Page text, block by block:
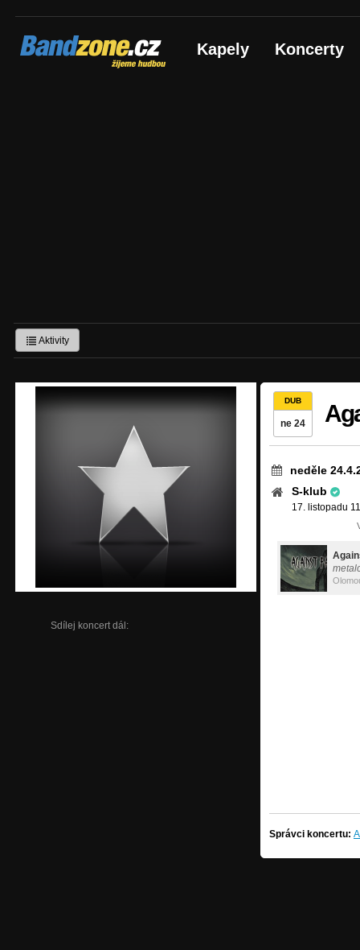
Bandzone.cz
žijeme hudbou Kapely Koncerty
Aktivity
Sdílej koncert dál:
DUB
ne 24
neděle
S-klub
17. listopadu
Správci koncertu: